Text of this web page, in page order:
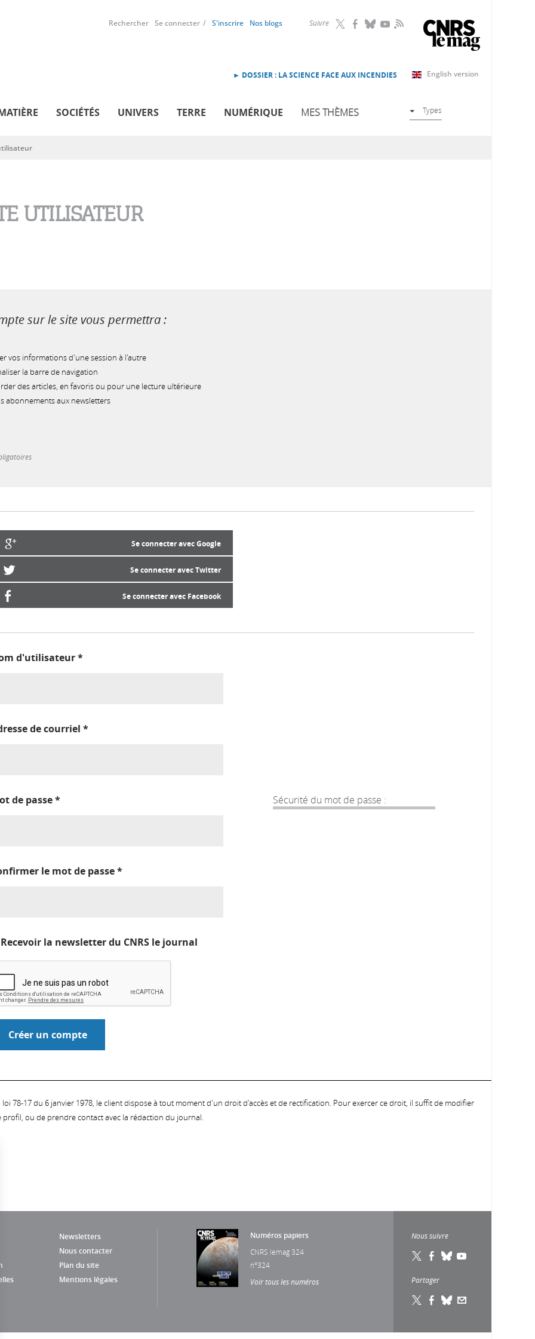
Suivre RSS
Rechercher Se connecter S'inscrire Nos blogs
English version
► DOSSIER : LA SCIENCE FACE AUX INCENDIES
SOCIÉTÉS UNIVERS TERRE NUMÉRIQUE MES THÈMES Types
UTILISATEUR
sur le site vous permettra :
vos informations d'une session à l'autre
la barre de navigation
des articles, en favoris ou pour une lecture ultérieure
abonnements aux newsletters
Se connecter avec Google
Se connecter avec Twitter
Se connecter avec Facebook
d'utilisateur*
de courriel *
Sécurité du mot de passe :
de passe*
le mot de passe*
Recevoir la newsletter du CNRS le journal
78-17 du 6 janvier 1978, le client dispose à tout moment d'un droit d'accès et de rectification. Pour exercer ce droit, il suffit de modifier
ou de prendre contact avec la rédaction du journal.
Newsletters
Nous contacter
Plan du site
Mentions légales
Numéros papiers
CNRS lemag 324
n°324
Voir tous les numéros
Nous suivre
Partager